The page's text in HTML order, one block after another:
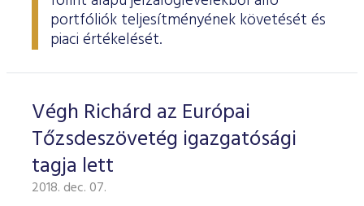
portfóliók teljesítményének követését és
piaci értékelését.
Végh Richárd az Európai
Tőzsdeszövetég igazgatósági
tagja lett
2018. dec. 07.